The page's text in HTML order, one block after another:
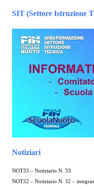
SIT (Settore Istruzione
Notiziari
NOT33 – Notiziario N. 33
NOT32 – Notiziario N. 32 –